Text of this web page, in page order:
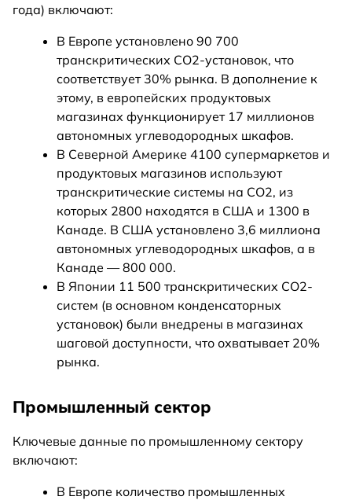
года) включают:
В Европе установлено 90 700
транскритических CO2-установок, что
соответствует 30% рынка. В дополнение к
этому, в европейских продуктовых
магазинах функционирует 17 миллионов
автономных углеводородных шкафов.
В Северной Америке 4100 супермаркетов и
продуктовых магазинов используют
транскритические системы на CO2, из
которых 2800 находятся в США и 1300 в
Канаде. В США установлено 3,6 миллиона
автономных углеводородных шкафов, а в
Канаде — 800 000.
В Японии 11 500 транскритических CO2-
систем (в основном конденсаторных
установок) были внедрены в магазинах
шаговой доступности, что охватывает 20%
рынка.
Промышленный сектор
Ключевые данные по промышленному сектору
включают:
В Европе количество промышленных